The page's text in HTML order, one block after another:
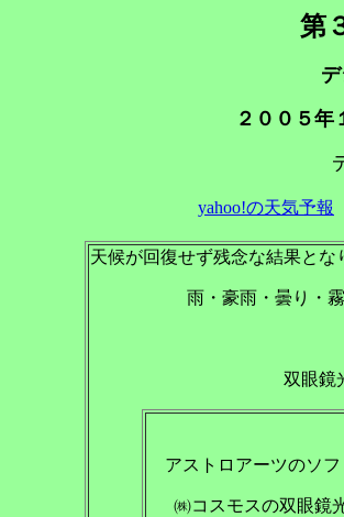
第
２００５
yahoo!の天気予報
天候が回復せず残念な結果と
雨・豪雨・曇り・
双眼鏡
アストロアーツのソ
㈱コスモスの双眼鏡